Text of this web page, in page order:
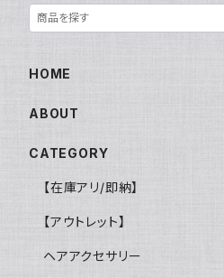
HOME
ABOUT
CATEGORY
【在庫アリ/即納】
【アウトレット】
ヘアアクセサリー